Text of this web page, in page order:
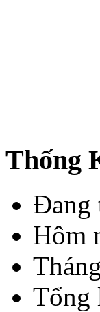
Thống
Đang
Hôm
Tổng